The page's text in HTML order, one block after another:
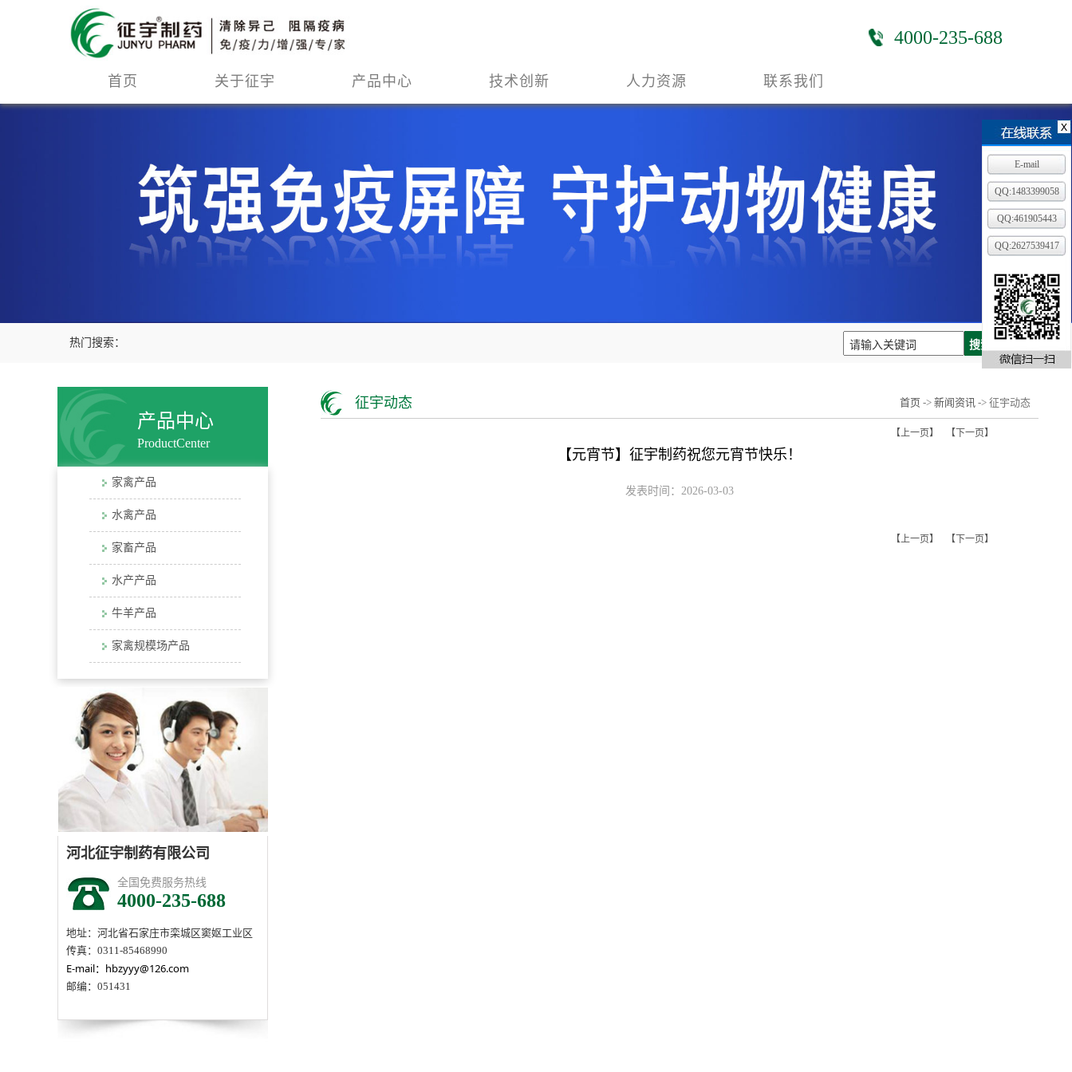
4000-235-688
首页 关于征宇 产品中心 技术创新 人力资源 联系我们
热门搜索：
产品中心
ProductCenter
家禽产品
水禽产品
家畜产品
水产产品
牛羊产品
家禽规模场产品
河北征宇制药有限公司
全国免费服务热线
4000-235-688
地址：河北省石家庄市栾城区窦妪工业区
传真：0311-85468990
E-mail：hbzyyy@126.com
邮编：051431
首页 -> 新闻资讯 -> 征宇动态
征宇动态
【上一页】 【下一页】
【元宵节】征宇制药祝您元宵节快乐！
发表时间：2026-03-03
【上一页】 【下一页】
E-mail
QQ:1483399058
QQ:461905443
QQ:2627539417